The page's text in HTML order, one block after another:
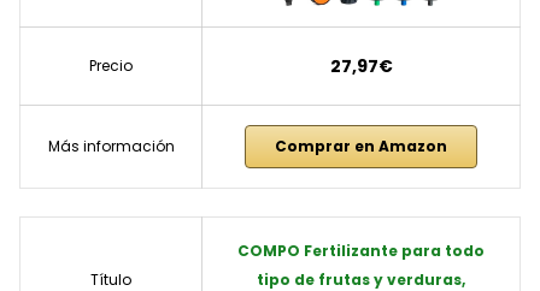
Precio 27,97€
Más información Comprar en Amazon
Título
COMPO Fertilizante para todo
tipo de frutas y verduras,